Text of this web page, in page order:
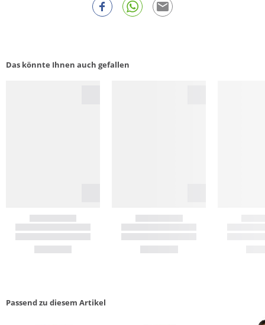
Das könnte Ihnen auch gefallen
Passend zu diesem Artikel